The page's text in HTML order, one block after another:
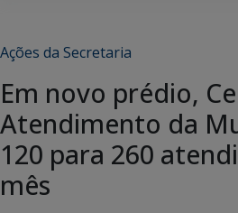
Ações da Secretaria
Em novo prédio,
Atendimento da
120 para 260
mês